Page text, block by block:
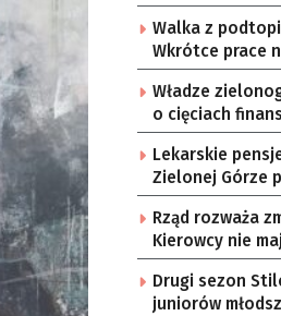
Zielonej Góry
Walka z
Wkrótce prace
Gorzowa
Władze
o cięciach
Lekarskie
Zielonej Górze
Rząd rozważa
Kierowcy nie
Drugi sezon
juniorów